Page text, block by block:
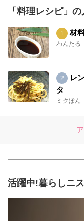
「料理レシピ」
材
わんたる
レ
タ
ミクぽん
活躍中!暮らしニ